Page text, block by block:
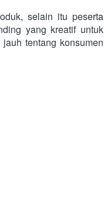
selain itu peserta
yang kreatif untuk
tentang konsumen